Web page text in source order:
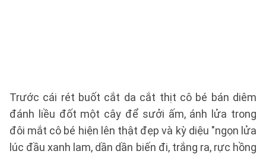
Trước cái rét buốt cắt da cắt thịt cô bé bán diêm
đánh liều đốt một cây để sưởi ấm, ánh lửa trong
đôi mắt cô bé hiện lên thật đẹp và kỳ diệu "ngọn lửa
lúc đầu xanh lam, dần dần biến đi, trắng ra, rực hồng